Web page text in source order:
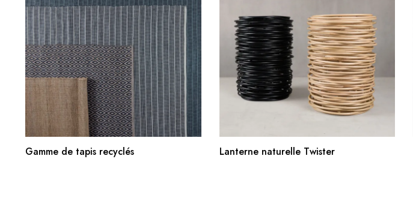
AJOUTER AU PANIER
Gamme de tapis recyclés AJOUTER AU PANIER
Lanterne naturelle Twister